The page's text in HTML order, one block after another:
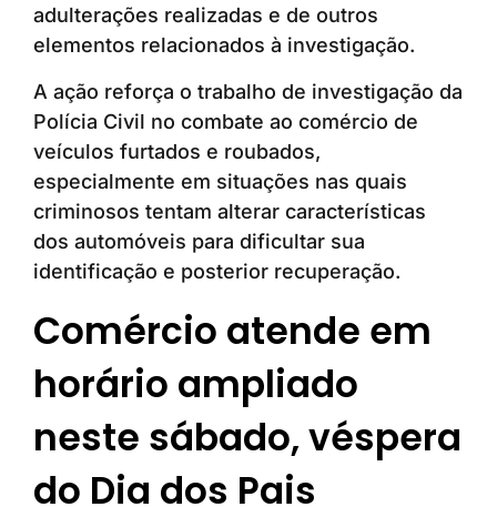
adulterações realizadas e de outros
elementos relacionados à investigação.
A ação reforça o trabalho de investigação da
Polícia Civil no combate ao comércio de
veículos furtados e roubados,
especialmente em situações nas quais
criminosos tentam alterar características
dos automóveis para dificultar sua
identificação e posterior recuperação.
Comércio atende em
horário ampliado
neste sábado, véspera
do Dia dos Pais